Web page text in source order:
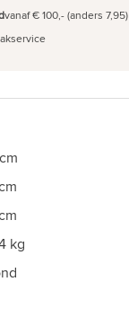
vanaf € 100,- (anders 7,95)
kg